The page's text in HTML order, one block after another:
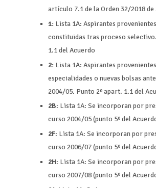
artículo 7.1 de la Orden 32/2018
1: Lista 1A: Aspirantes
constituidas tras proceso
1.1 del Acuerdo
2: Lista 1A: Aspirantes
especialidades o nuevas bolsas
2004/05. Punto 2º apart. 1.1 del
2B: Lista 1A: Se incorporan por
curso 2004/05 (punto 5º del
2F: Lista 1A: Se incorporan por
curso 2006/07 (punto 5º del
2H: Lista 1A: Se incorporan por
curso 2007/08 (punto 5º del